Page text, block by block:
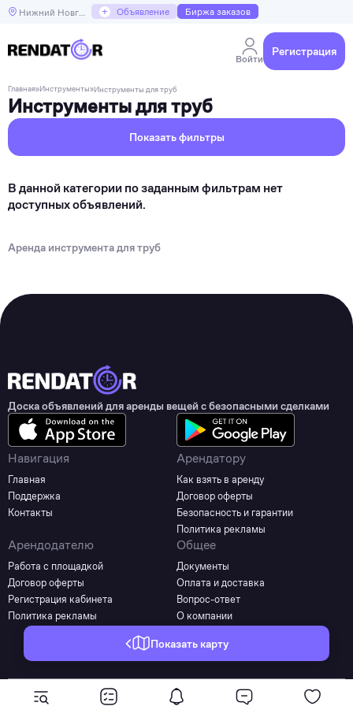
Нижний Новгород + Объявление Биржа заказов
Войти
Регистрация
Главная»Инструменты»Инструменты для труб
Инструменты для труб
Показать карту
Показать фильтры
В данной категории по заданным фильтрам нет
доступных объявлений.
Аренда инструмента для труб
Доска объявлений для аренды вещей с безопасными сделками
Навигация
Главная
Поддержка
Контакты
Арендатору
Как взять в аренду
Договор оферты
Безопасность и гарантии
Политика рекламы
Арендодателю
Работа с площадкой
Договор оферты
Регистрация кабинета
Политика рекламы
Общее
Документы
Оплата и доставка
Вопрос-ответ
О компании